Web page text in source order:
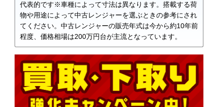
代表的です※車種によって寸法は異なります。搭載する荷
物や用途によって中古レンジャーを選ぶときの参考にされ
てください。中古レンジャーの販売年式は今から約10年前
程度、価格相場は200万円台が主流となっています。